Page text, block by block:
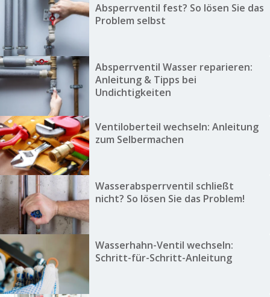
Absperrventil fest? So lösen Sie das
Problem selbst
Absperrventil Wasser reparieren:
Anleitung & Tipps bei
Undichtigkeiten
Ventiloberteil wechseln: Anleitung
zum Selbermachen
Wasserabsperrventil schließt
nicht? So lösen Sie das Problem!
Wasserhahn-Ventil wechseln:
Schritt-für-Schritt-Anleitung